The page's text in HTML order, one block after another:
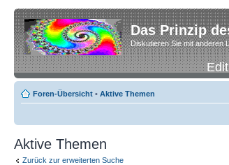
Das Prinzip
Diskutieren Sie mit anderen
Foren-Übersicht • Aktive Themen
Aktive Themen
Zurück zur erweiterten Suche